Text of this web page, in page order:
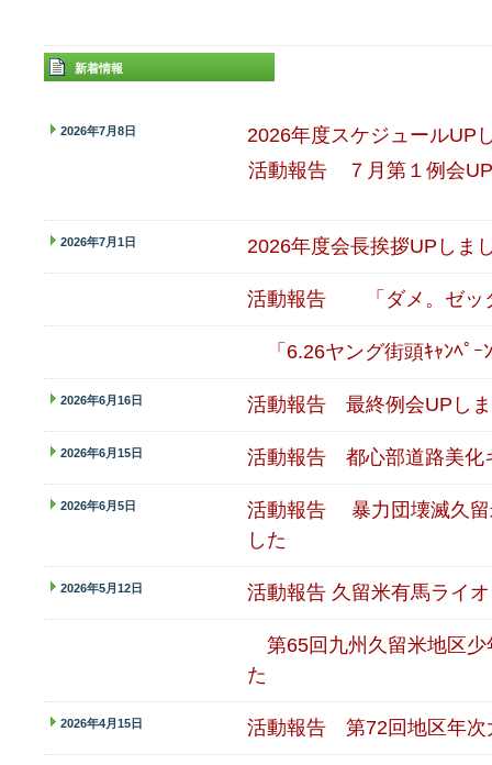
新着情報
2026年7月8日
2026年度スケジュールUP
活動報告 ７月第１例会
2026年7月1日 2026年度会長挨拶UPしま
活動報告 「ダメ。ゼッ
「6.26ヤング街頭ｷｬﾝﾍﾟｰ
2026年6月16日 活動報告 最終例会UPし
2026年6月15日 活動報告 都心部道路美化
2026年6月5日 活動報告
暴力団壊滅久
した
2026年5月12日 活動報告 久留米有馬ライ
第65回九州久留米地区少
た
2026年4月15日 活動報告 第72回地区年次